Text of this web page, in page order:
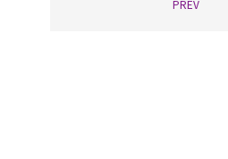
PREV